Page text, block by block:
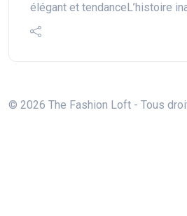
élégant et tendanceL’histoire
© 2026 The Fashion Loft - Tous